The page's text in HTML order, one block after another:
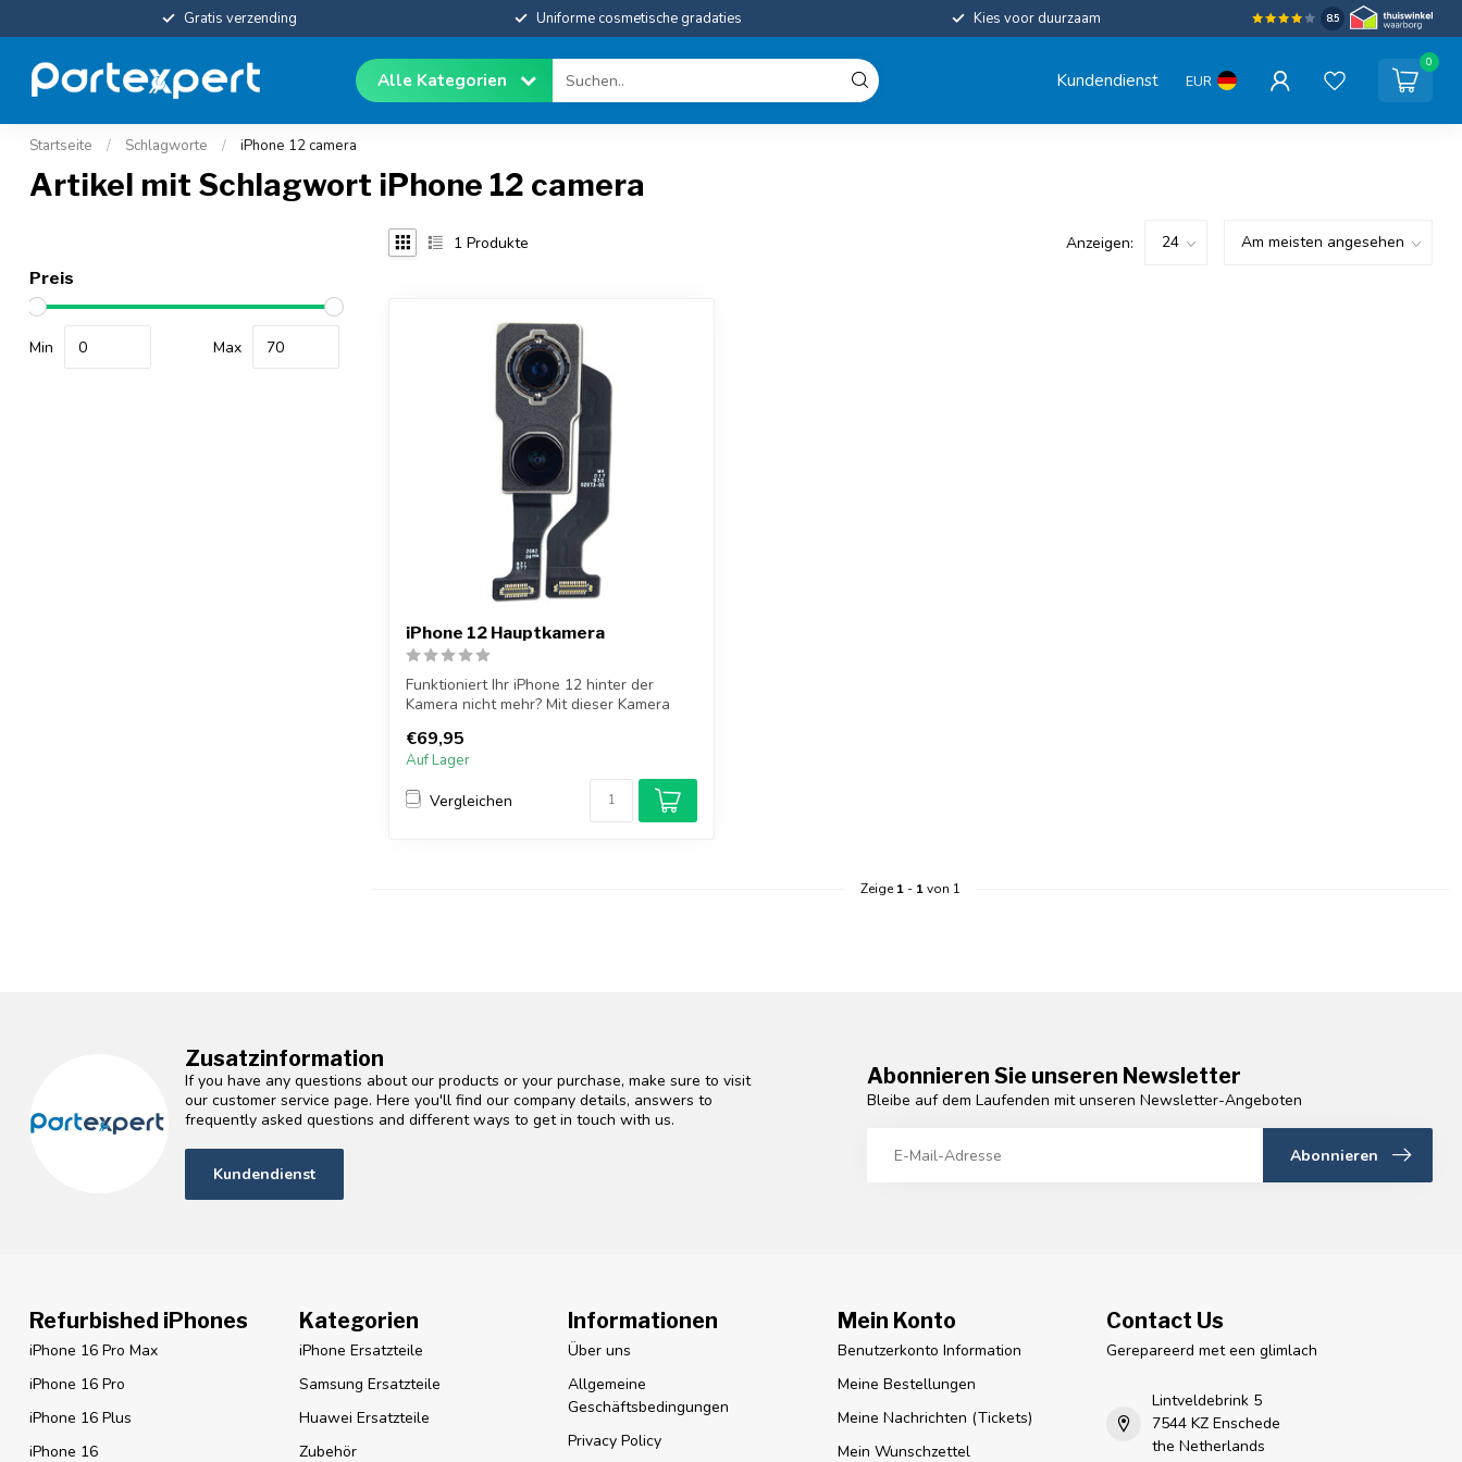
Gratis verzending Uniforme cosmetische gradaties Kies voor duurzaam 8.5
Alle Kategorien Kundendienst EUR
0
Startseite / Schlagworte / iPhone 12 camera
Artikel mit Schlagwort iPhone 12 camera
Preis
Min Max
1 Produkte Anzeigen:
iPhone 12 Hauptkamera
Funktioniert Ihr iPhone 12 hinter der
Kamera nicht mehr? Mit dieser Kamera
€69,95
Auf Lager
Vergleichen
Zeige1- 1von 1
Zusatzinformation
If you have any questions about our products or your purchase, make sure to visit
our customer service page. Here you'll find our company details, answers to
frequently asked questions and different ways to get in touch with us.
Kundendienst
Abonnieren Sie unseren Newsletter
Bleibe auf dem Laufenden mit unseren Newsletter-Angeboten
Abonnieren
Refurbished iPhones
iPhone 16 Pro Max
iPhone 16 Pro
iPhone 16 Plus
iPhone 16
Kategorien
iPhone Ersatzteile
Samsung Ersatzteile
Huawei Ersatzteile
Zubehör
Informationen
Über uns
Allgemeine
Geschäftsbedingungen
Privacy Policy
Mein Konto
Benutzerkonto Information
Meine Bestellungen
Meine Nachrichten (Tickets)
Mein Wunschzettel
Contact Us
Gerepareerd met een glimlach
Lintveldebrink 5
7544 KZ Enschede
the Netherlands